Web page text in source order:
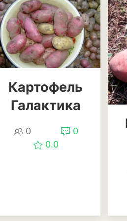
Картофель
Галактика
0
0
0.0